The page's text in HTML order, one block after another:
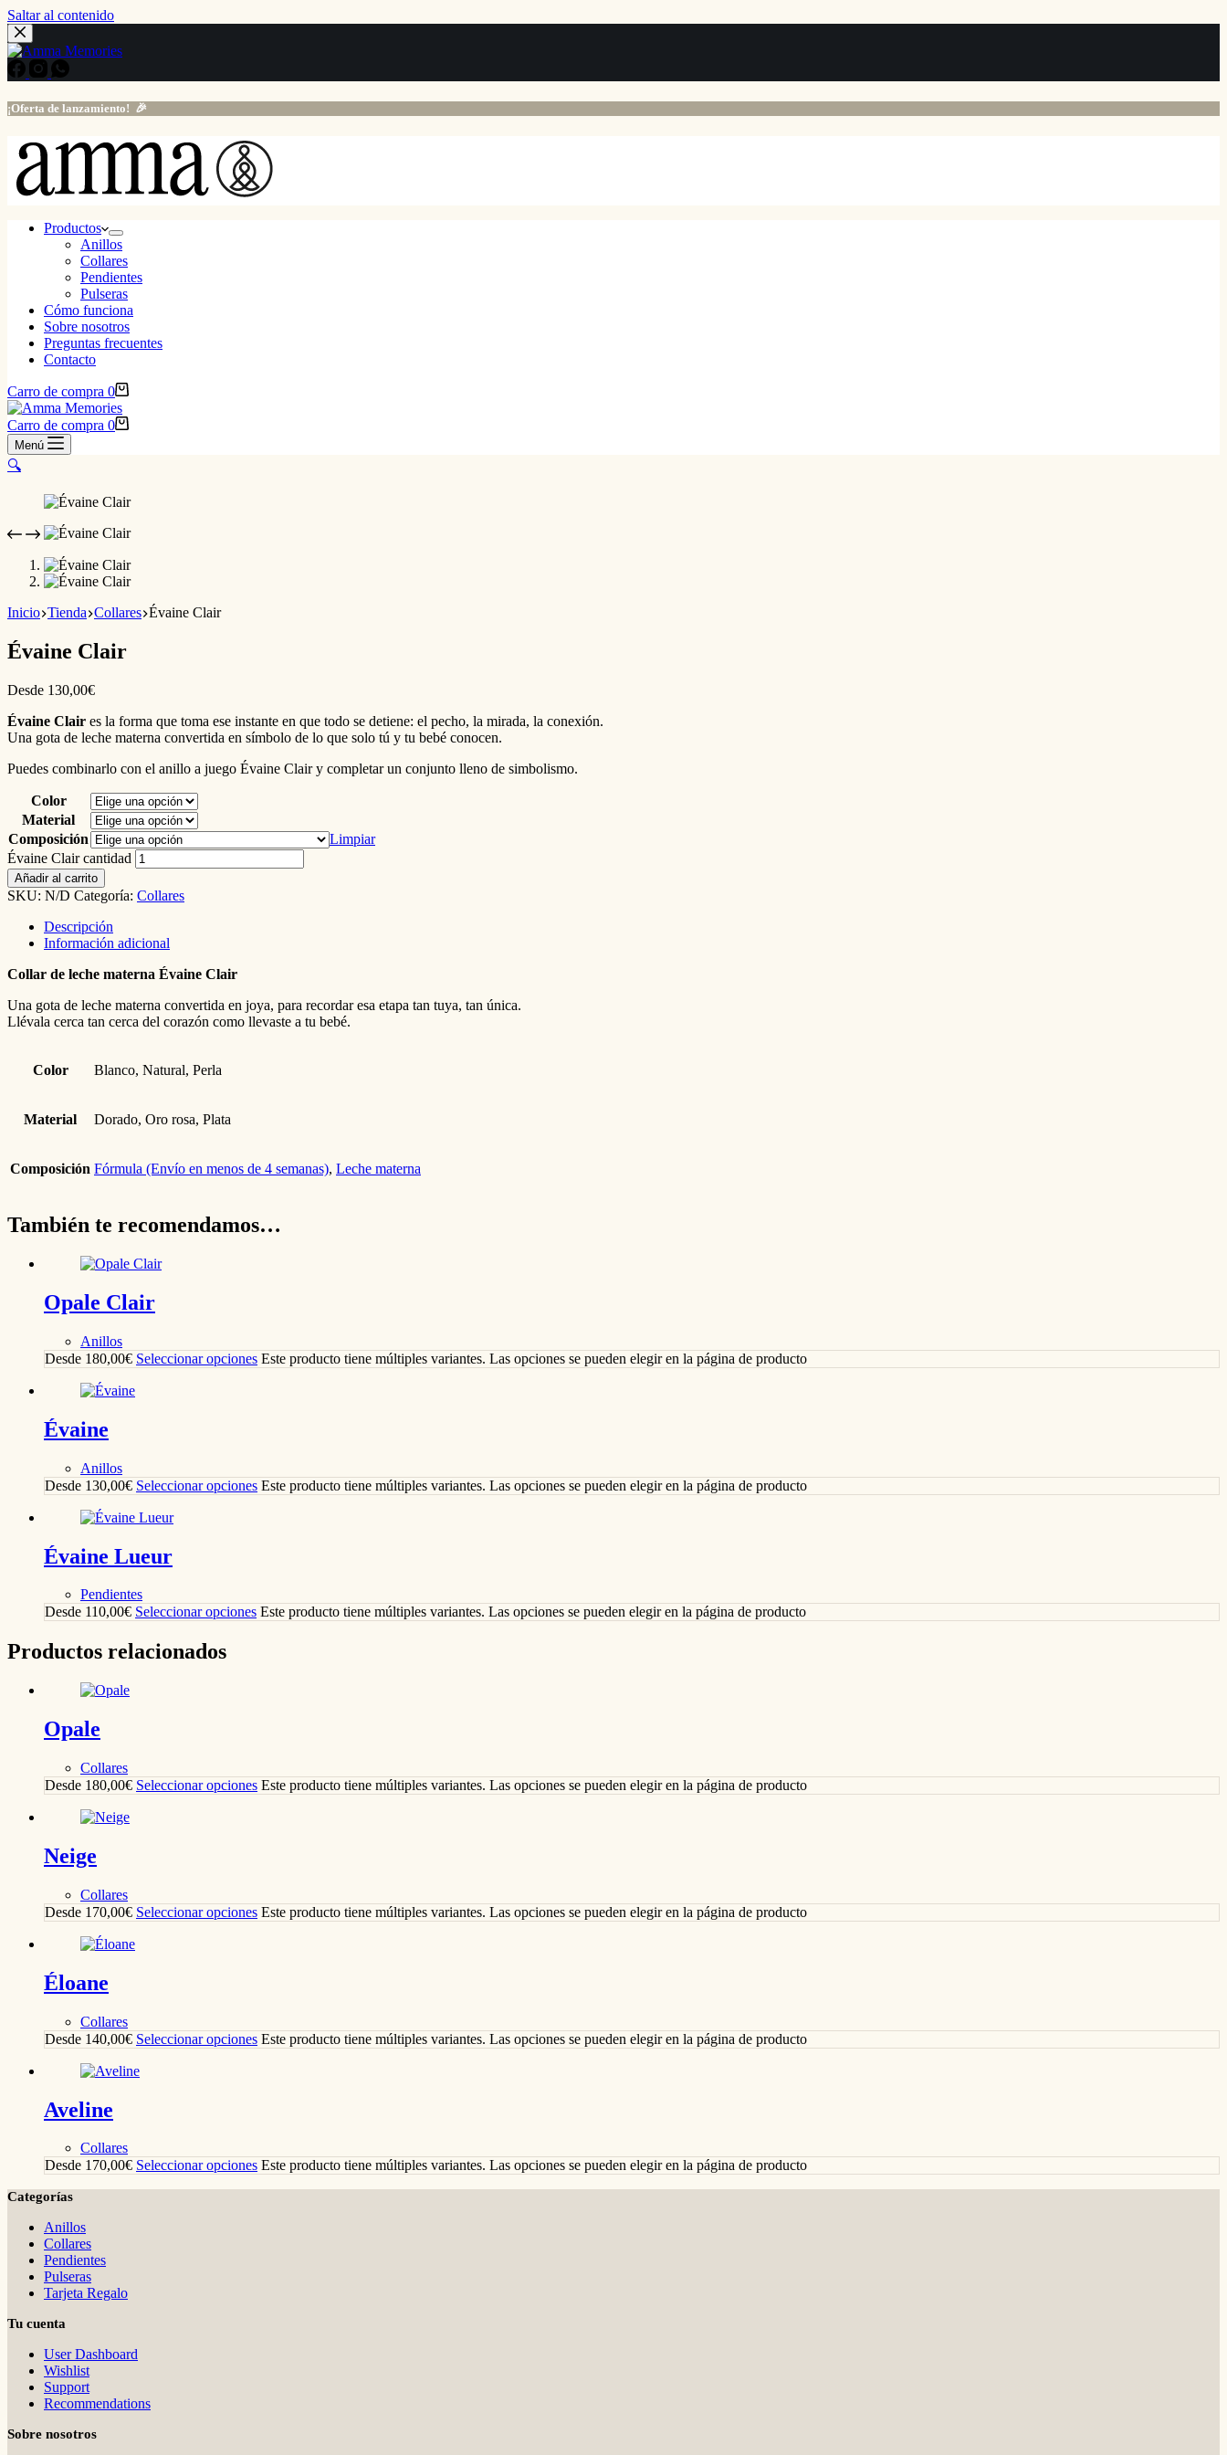
Saltar al contenido
¡Oferta de lanzamiento! 🎉
Productos
Anillos
Collares
Pendientes
Pulseras
Cómo funciona
Sobre nosotros
Preguntas frecuentes
Contacto
Carro de compra 0
Carro de compra 0
Menú
🔍
Inicio Tienda Collares Évaine Clair
Évaine Clair
Desde 130,00€
Évaine Clair es la forma que toma ese instante en que todo se detiene: el pecho, la mirada, la conexión.
Una gota de leche materna convertida en símbolo de lo que solo tú y tu bebé conocen.
Puedes combinarlo con el anillo a juego Évaine Clair y completar un conjunto lleno de simbolismo.
Color
Material
Composición
Limpiar
Évaine Clair cantidad
Añadir al carrito
SKU: N/D Categoría: Collares
Descripción
Información adicional
Collar de leche materna Évaine Clair
Una gota de leche materna convertida en joya, para recordar esa etapa tan tuya, tan única.
Llévala cerca tan cerca del corazón como llevaste a tu bebé.
Color Blanco, Natural, Perla
Material Dorado, Oro rosa, Plata
Composición Fórmula (Envío en menos de 4 semanas), Leche materna
También te recomendamos…
Opale Clair
Anillos
Desde 180,00€ Seleccionar opciones Este producto tiene múltiples variantes. Las opciones se pueden elegir en la página de producto
Évaine
Anillos
Desde 130,00€ Seleccionar opciones Este producto tiene múltiples variantes. Las opciones se pueden elegir en la página de producto
Évaine Lueur
Pendientes
Desde 110,00€ Seleccionar opciones Este producto tiene múltiples variantes. Las opciones se pueden elegir en la página de producto
Productos relacionados
Opale
Collares
Desde 180,00€ Seleccionar opciones Este producto tiene múltiples variantes. Las opciones se pueden elegir en la página de producto
Neige
Collares
Desde 170,00€ Seleccionar opciones Este producto tiene múltiples variantes. Las opciones se pueden elegir en la página de producto
Éloane
Collares
Desde 140,00€ Seleccionar opciones Este producto tiene múltiples variantes. Las opciones se pueden elegir en la página de producto
Aveline
Collares
Desde 170,00€ Seleccionar opciones Este producto tiene múltiples variantes. Las opciones se pueden elegir en la página de producto
Categorías
Anillos
Collares
Pendientes
Pulseras
Tarjeta Regalo
Tu cuenta
User Dashboard
Wishlist
Support
Recommendations
Sobre nosotros